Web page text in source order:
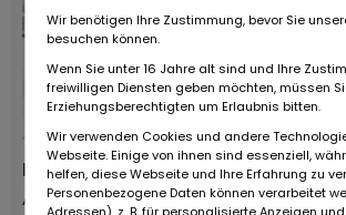
Fiat 500 F '71
Anbieter:
Wir benötigen Ihre Zustimmung, bevor Sie
besuchen können.
Wenn Sie unter 16 Jahre alt sind und Ihre
freiwilligen Diensten geben möchten, müssen
Erziehungsberechtigten um Erlaubnis bitten.
Wir verwenden Cookies und andere
Webseite. Einige von ihnen sind essenziell,
helfen, diese Webseite und Ihre Erfahrung zu
Personenbezogene Daten können verarbeitet